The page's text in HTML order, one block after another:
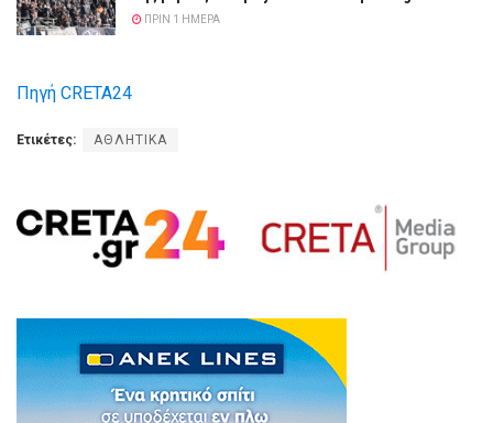
ΠΡΙΝ 1 ΗΜΈΡΑ
Πηγή CRETA24
Ετικέτες: ΑΘΛΗΤΙΚΑ